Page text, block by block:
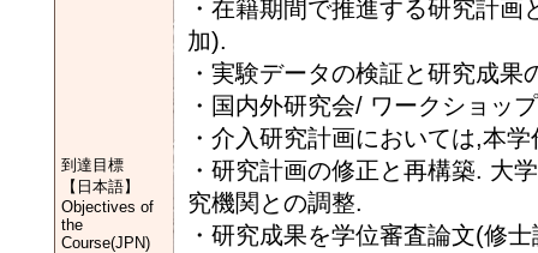
到達目標
【日本語】
Objectives of
the
Course(JPN)
・在籍期間で推進する研究計
加).
・実験データの検証と研究成果
・国内外研究会/ ワークショッ
・介入研究計画においては,本
・研究計画の修正と再構築. 大
究機関との調整.
・研究成果を学位審査論文(修